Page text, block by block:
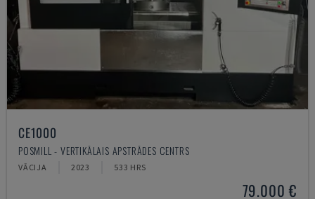
CE1000
POSMILL - VERTIKĀLAIS APSTRĀDES CENTRS
VĀCIJA 2023 533 HRS
79.000 €